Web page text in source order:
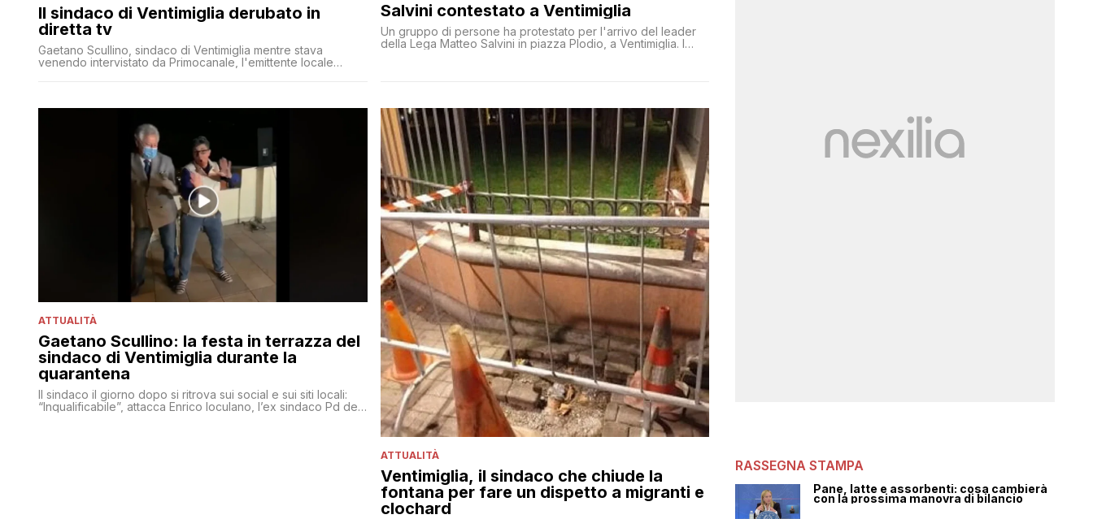
Il sindaco di Ventimiglia derubato in
diretta tv
Gaetano Scullino, sindaco di Ventimiglia mentre stava
venendo intervistato da Primocanale, l'emittente locale
Salvini contestato a Ventimiglia
Un gruppo di persone ha protestato per l'arrivo del leader
della Lega Matteo Salvini in piazza Plodio, a Ventimiglia. I
ATTUALITÀ
Gaetano Scullino: la festa in terrazza del
sindaco di Ventimiglia durante la
quarantena
Il sindaco il giorno dopo si ritrova sui social e sui siti locali:
“Inqualificabile”, attacca Enrico Ioculano, l’ex sindaco Pd del
ATTUALITÀ
Ventimiglia, il sindaco che chiude la
fontana per fare un dispetto a migranti e
clochard
RASSEGNA STAMPA
Pane, latte e assorbenti: cosa cambierà
con la prossima manovra di bilancio